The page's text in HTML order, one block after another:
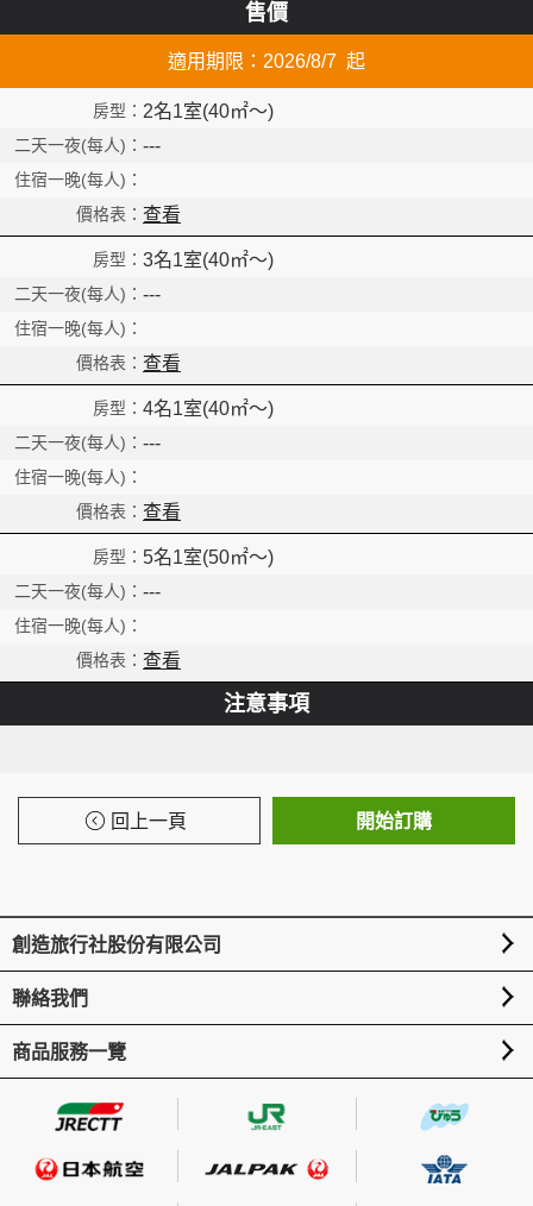
售價
適用期限：2026/8/7 起
2名1室(40㎡～)
---
查看
3名1室(40㎡～)
---
查看
4名1室(40㎡～)
---
查看
5名1室(50㎡～)
---
查看
注意事項
回上一頁 開始訂購
創造旅行社股份有限公司
聯絡我們
商品服務一覽